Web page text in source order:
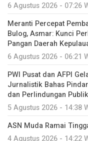
6 Agustus 2026 - 07:26
Meranti Percepat
Bulog, Asmar: Kunci
Pangan Daerah
6 Agustus 2026 - 06:21
PWI Pusat dan AFPI
Jurnalistik Bahas
dan Perlindungan Publik
5 Agustus 2026 - 14:38
ASN Muda Ramai
4 Agustus 2026 - 14:22